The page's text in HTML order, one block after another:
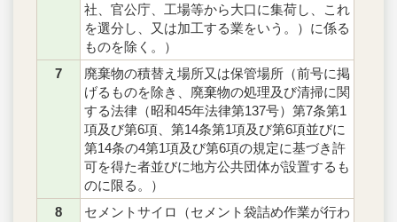
社、官公庁、工場等から大口に集荷し、これ
を選分し、又は加工する業をいう。）に係る
ものを除く。）
7
廃棄物の積替え場所又は保管場所（前号に掲
げるものを除き、廃棄物の処理及び清掃に関
する法律（昭和45年法律第137号）第7条第1
項及び第6項、第14条第1項及び第6項並びに
第14条の4第1項及び第6項の規定に基づき許
可を得た者並びに地方公共団体が設置するも
のに限る。）
8
セメントサイロ（セメント袋詰め作業が行わ